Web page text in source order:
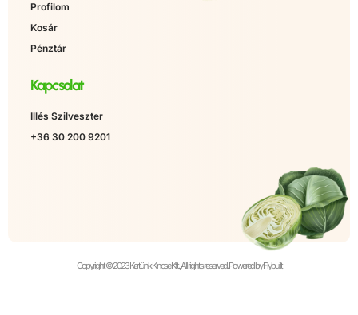
Profilom
Kosár
Pénztár
Kapcsolat
Illés Szilveszter
+36 30 200 9201
Copyright © 2023 Kertünk Kincse Kft., All rights reserved. Powered by Flybuilt